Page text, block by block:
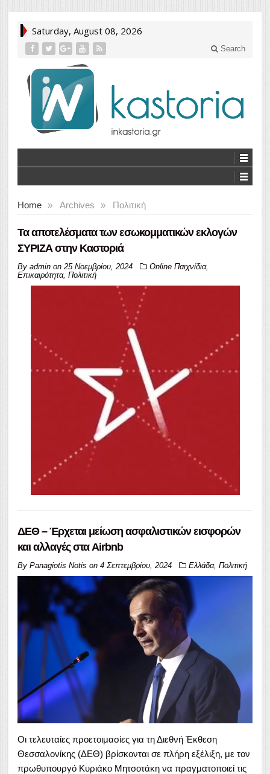
Saturday, August 08, 2026
Search
Home » Archives » Πολιτική
Τα αποτελέσματα των εσωκομματικών εκλογών
ΣΥΡΙΖΑ στην Καστοριά
By admin on 25 Νοεμβρίου, 2024 Online Παιχνίδια,
Επικαιρότητα, Πολιτική
ΔΕΘ – Έρχεται μείωση ασφαλιστικών εισφορών
και αλλαγές στα Airbnb
By Panagiotis Notis on 4 Σεπτεμβρίου, 2024 Ελλάδα, Πολιτική
Οι τελευταίες προετοιμασίες για τη Διεθνή Έκθεση
Θεσσαλονίκης (ΔΕΘ) βρίσκονται σε πλήρη εξέλιξη, με τον
πρωθυπουργό Κυριάκο Μητσοτάκη να πραγματοποιεί τις